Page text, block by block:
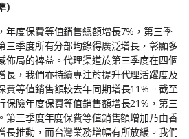
年度保費等值銷售總額增長7%，第三季
三季度所有分部均錄得廣泛增長，彰顯多
佈局的裨益。代理渠道於第三季度在四個
長，我們亦持續專注於提升代理活躍度及
費等值銷售額較去年同期增長11%。截至
保險年度保費等值銷售額增長21%，第三
第三季度年度保費等值銷售額增加乃由香
長推動，而台灣業務增幅有所放緩。我們